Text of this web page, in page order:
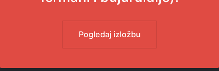
Pogledaj izložbu